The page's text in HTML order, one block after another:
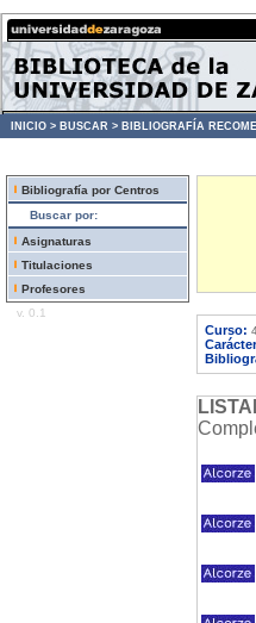
INICIO > BUSCAR > BIBLIOGRAFÍA
Bibliografía por Centros
Buscar por:
Asignaturas
Titulaciones
Profesores
v. 0.1
Curso: